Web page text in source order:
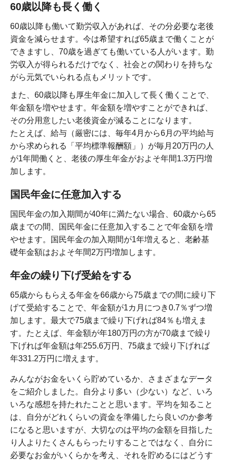
60歳以降も長く働く
60歳以降も働いて勤労収入があれば、その分必要な老後
資金を減らせます。今は希望すれば65歳まで働くことが
できますし、70歳を過ぎても働いている人がいます。勤
労収入が得られるだけでなく、社会との関わりを持ちな
がら元気でいられる点もメリットです。
また、60歳以降も厚生年金に加入して長く働くことで、
年金額を増やせます。年金額を増やすことができれば、
その分用意したい老後資金が減ることになります。
たとえば、給与（厳密には、毎年4月から6月の平均給与
から求められる「平均標準報酬額」）が毎月20万円の人
が1年間働くと、老後の厚生年金がおよそ年間1.3万円増
加します。
国民年金に任意加入する
国民年金の加入期間が40年に満たない場合、60歳から65
歳までの間、国民年金に任意加入することで年金額を増
やせます。国民年金の加入期間が1年増えると、老齢基
礎年金額はおよそ年間2万円増加します。
年金の繰り下げ受給をする
65歳からもらえる年金を66歳から75歳までの間に繰り下
げて受給することで、年金額が1カ月につき0.7％ずつ増
加します。最大で75歳まで繰り下げれば84％も増えま
す。たとえば、年金額が年180万円の方が70歳まで繰り
下げれば年金額は年255.6万円、75歳まで繰り下げれば
年331.2万円に増えます。
みんながお金をいくら貯めているか、さまざまなデータ
をご紹介しました。自分より多い（少ない）など、いろ
いろな感想を持たれたことと思います。平均を知ること
は、自分がどれくらいの資金を準備したら良いのか参考
になると思いますが、大切なのは平均の金額を目指した
り人よりたくさんもらったりすることではなく、自分に
必要なお金がいくらかを考え、それを貯めるにはどうす